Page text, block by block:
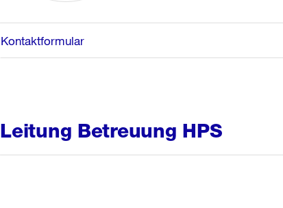
Kontaktformular
Leitung Betreuung HPS